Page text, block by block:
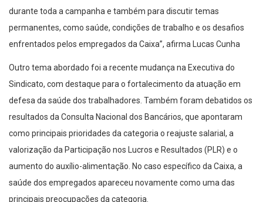
durante toda a campanha e também para discutir temas
permanentes, como saúde, condições de trabalho e os desafios
enfrentados pelos empregados da Caixa”, afirma Lucas Cunha
Outro tema abordado foi a recente mudança na Executiva do
Sindicato, com destaque para o fortalecimento da atuação em
defesa da saúde dos trabalhadores. Também foram debatidos os
resultados da Consulta Nacional dos Bancários, que apontaram
como principais prioridades da categoria o reajuste salarial, a
valorização da Participação nos Lucros e Resultados (PLR) e o
aumento do auxílio-alimentação. No caso específico da Caixa, a
saúde dos empregados apareceu novamente como uma das
principais preocupações da categoria.